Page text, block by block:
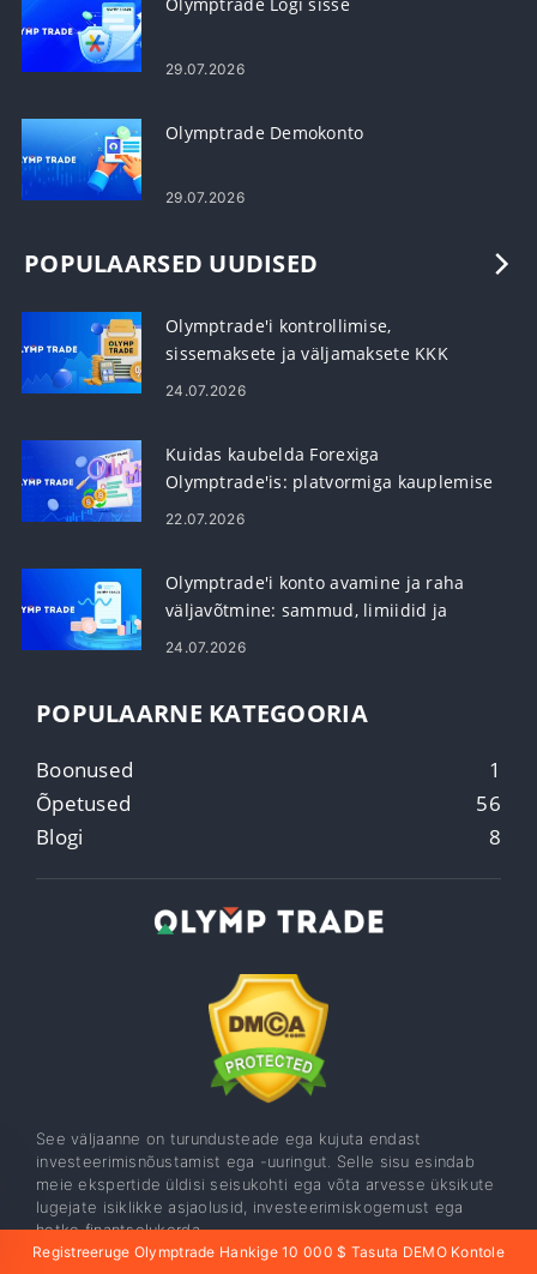
29.07.2026
Olymptrade Demokonto
29.07.2026
POPULAARSED UUDISED
Olymptrade'i kontrollimise,
sissemaksete ja väljamaksete KKK
24.07.2026
Kuidas kaubelda Forexiga
Olymptrade'is: platvormiga kauplemise
põhitõed
22.07.2026
Olymptrade'i konto avamine ja raha
väljavõtmine: sammud, limiidid ja
ajastus
24.07.2026
POPULAARNE KATEGOORIA
Boonused
1
Õpetused
56
Blogi
8
See väljaanne on turundusteade ega kujuta endast
investeerimisnõustamist ega -uuringut. Selle sisu esindab
meie ekspertide üldisi seisukohti ega võta arvesse üksikute
lugejate isiklikke asjaolusid, investeerimiskogemust ega
hetke finantsolukorda.
Unofficial website of the Olymp Trade
Registreeruge Olymptrade Hankige 10 000 $ Tasuta DEMO Kontole